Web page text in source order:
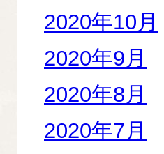
2020年10月
2020年9月
2020年8月
2020年7月